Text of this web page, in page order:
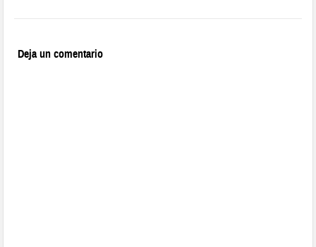
Deja un comentario